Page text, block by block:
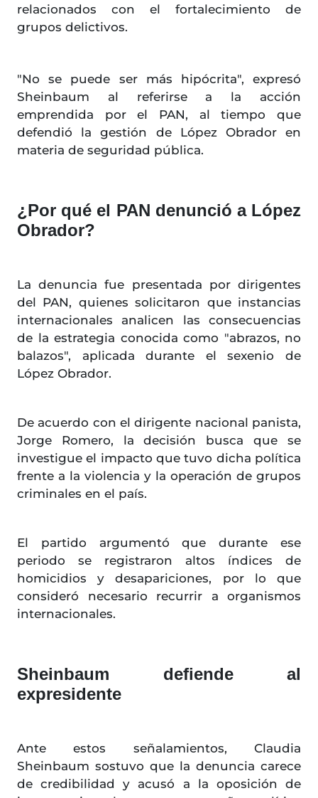
relacionados con el fortalecimiento de
grupos delictivos.
"No se puede ser más hipócrita", expresó
Sheinbaum al referirse a la acción
emprendida por el PAN, al tiempo que
defendió la gestión de López Obrador en
materia de seguridad pública.
¿Por qué el PAN denunció a López
Obrador?
La denuncia fue presentada por dirigentes
del PAN, quienes solicitaron que instancias
internacionales analicen las consecuencias
de la estrategia conocida como "abrazos, no
balazos", aplicada durante el sexenio de
López Obrador.
De acuerdo con el dirigente nacional panista,
Jorge Romero, la decisión busca que se
investigue el impacto que tuvo dicha política
frente a la violencia y la operación de grupos
criminales en el país.
El partido argumentó que durante ese
periodo se registraron altos índices de
homicidios y desapariciones, por lo que
consideró necesario recurrir a organismos
internacionales.
Sheinbaum defiende al
expresidente
Ante estos señalamientos, Claudia
Sheinbaum sostuvo que la denuncia carece
de credibilidad y acusó a la oposición de